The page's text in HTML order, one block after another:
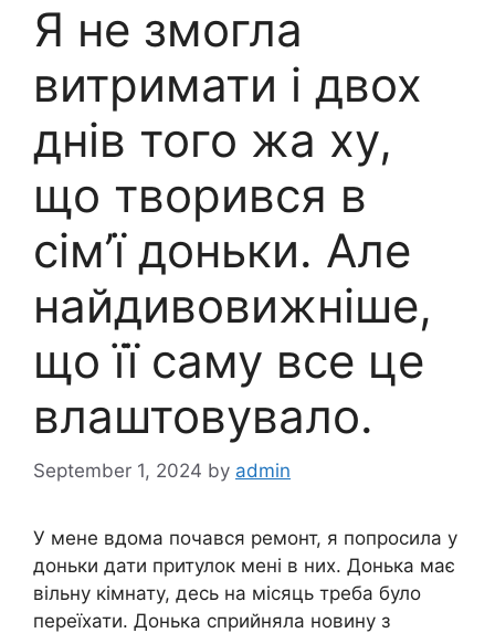
Я не змогла
витримати і двох
днів того жа ху,
що творився в
сім’ї доньки. Але
найдивовижніше,
що її саму все це
влаштовувало.
September 1, 2024 by admin
У мене вдома почався ремонт, я попросила у
доньки дати притулок мені в них. Донька має
вільну кімнату, десь на місяць треба було
переїхати. Донька сприйняла новину з